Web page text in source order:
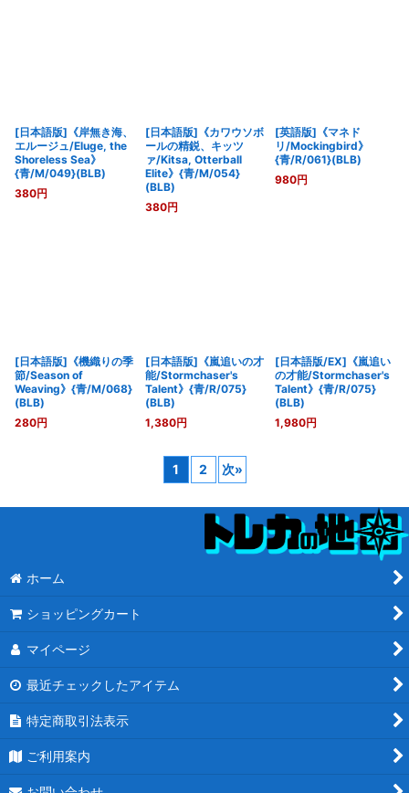
[日本語版]《岸無き海、
エルージュ/Eluge, the
Shoreless Sea》
{青/M/049}(BLB)
380円
[日本語版]《カワウソボ
ールの精鋭、キッツ
ァ/Kitsa, Otterball
Elite》{青/M/054}
(BLB)
380円
[英語版]《マネド
リ/Mockingbird》
{青/R/061}(BLB)
980円
[日本語版]《機織りの季
節/Season of
Weaving》{青/M/068}
(BLB)
280円
[日本語版]《嵐追いの才
能/Stormchaser's
Talent》{青/R/075}
(BLB)
1,380円
[日本語版/EX]《嵐追い
の才能/Stormchaser's
Talent》{青/R/075}
(BLB)
1,980円
1 2 次»
ホーム
ショッピングカート
マイページ
最近チェックしたアイテム
特定商取引法表示
ご利用案内